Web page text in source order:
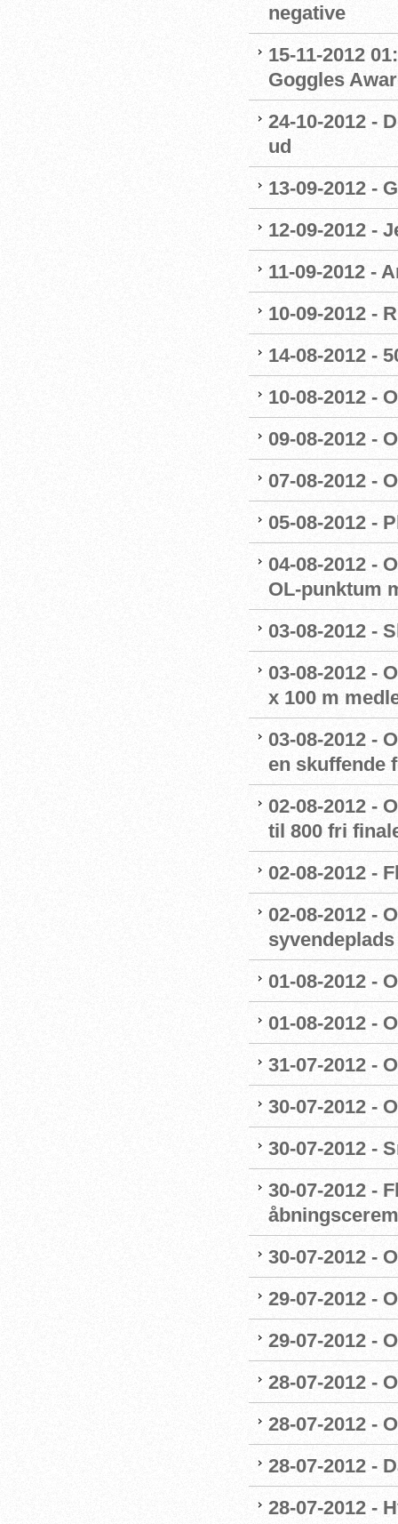
negative
15-11-2012
Goggles
24-10-2012 -
ud
13-09-2012 -
12-09-2012 -
11-09-2012 -
10-09-2012 -
14-08-2012 -
10-08-2012 -
09-08-2012 -
07-08-2012 -
05-08-2012 -
04-08-2012 -
OL-punktum
03-08-2012 -
03-08-2012 -
x 100 m
03-08-2012 -
en skuffende
02-08-2012 -
til 800 fri
02-08-2012 -
02-08-2012 -
01-08-2012 -
01-08-2012 -
31-07-2012 -
30-07-2012 -
30-07-2012 -
30-07-2012 -
30-07-2012 -
29-07-2012 -
29-07-2012 -
28-07-2012 -
28-07-2012 -
28-07-2012 -
28-07-2012 -